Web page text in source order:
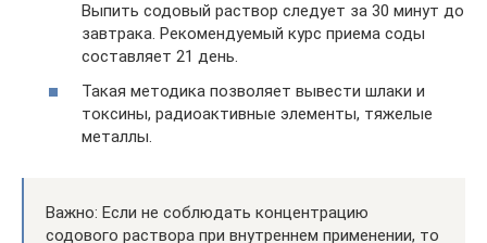
Выпить содовый раствор следует за 30 минут до
завтрака. Рекомендуемый курс приема соды
составляет 21 день.
Такая методика позволяет вывести шлаки и
токсины, радиоактивные элементы, тяжелые
металлы.
Важно: Если не соблюдать концентрацию
содового раствора при внутреннем применении, то